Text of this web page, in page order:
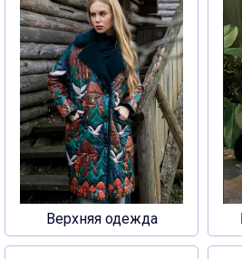
Верхняя одежда